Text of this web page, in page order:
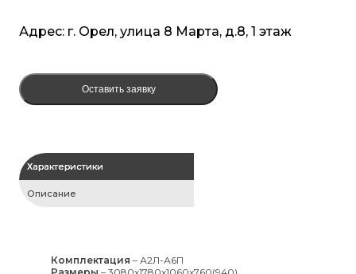
Адрес: г. Орел, улица 8 Марта, д.8, 1 этаж
Оставить заявку
Характеристики
Описание
Комплектация – А2Л-А6П